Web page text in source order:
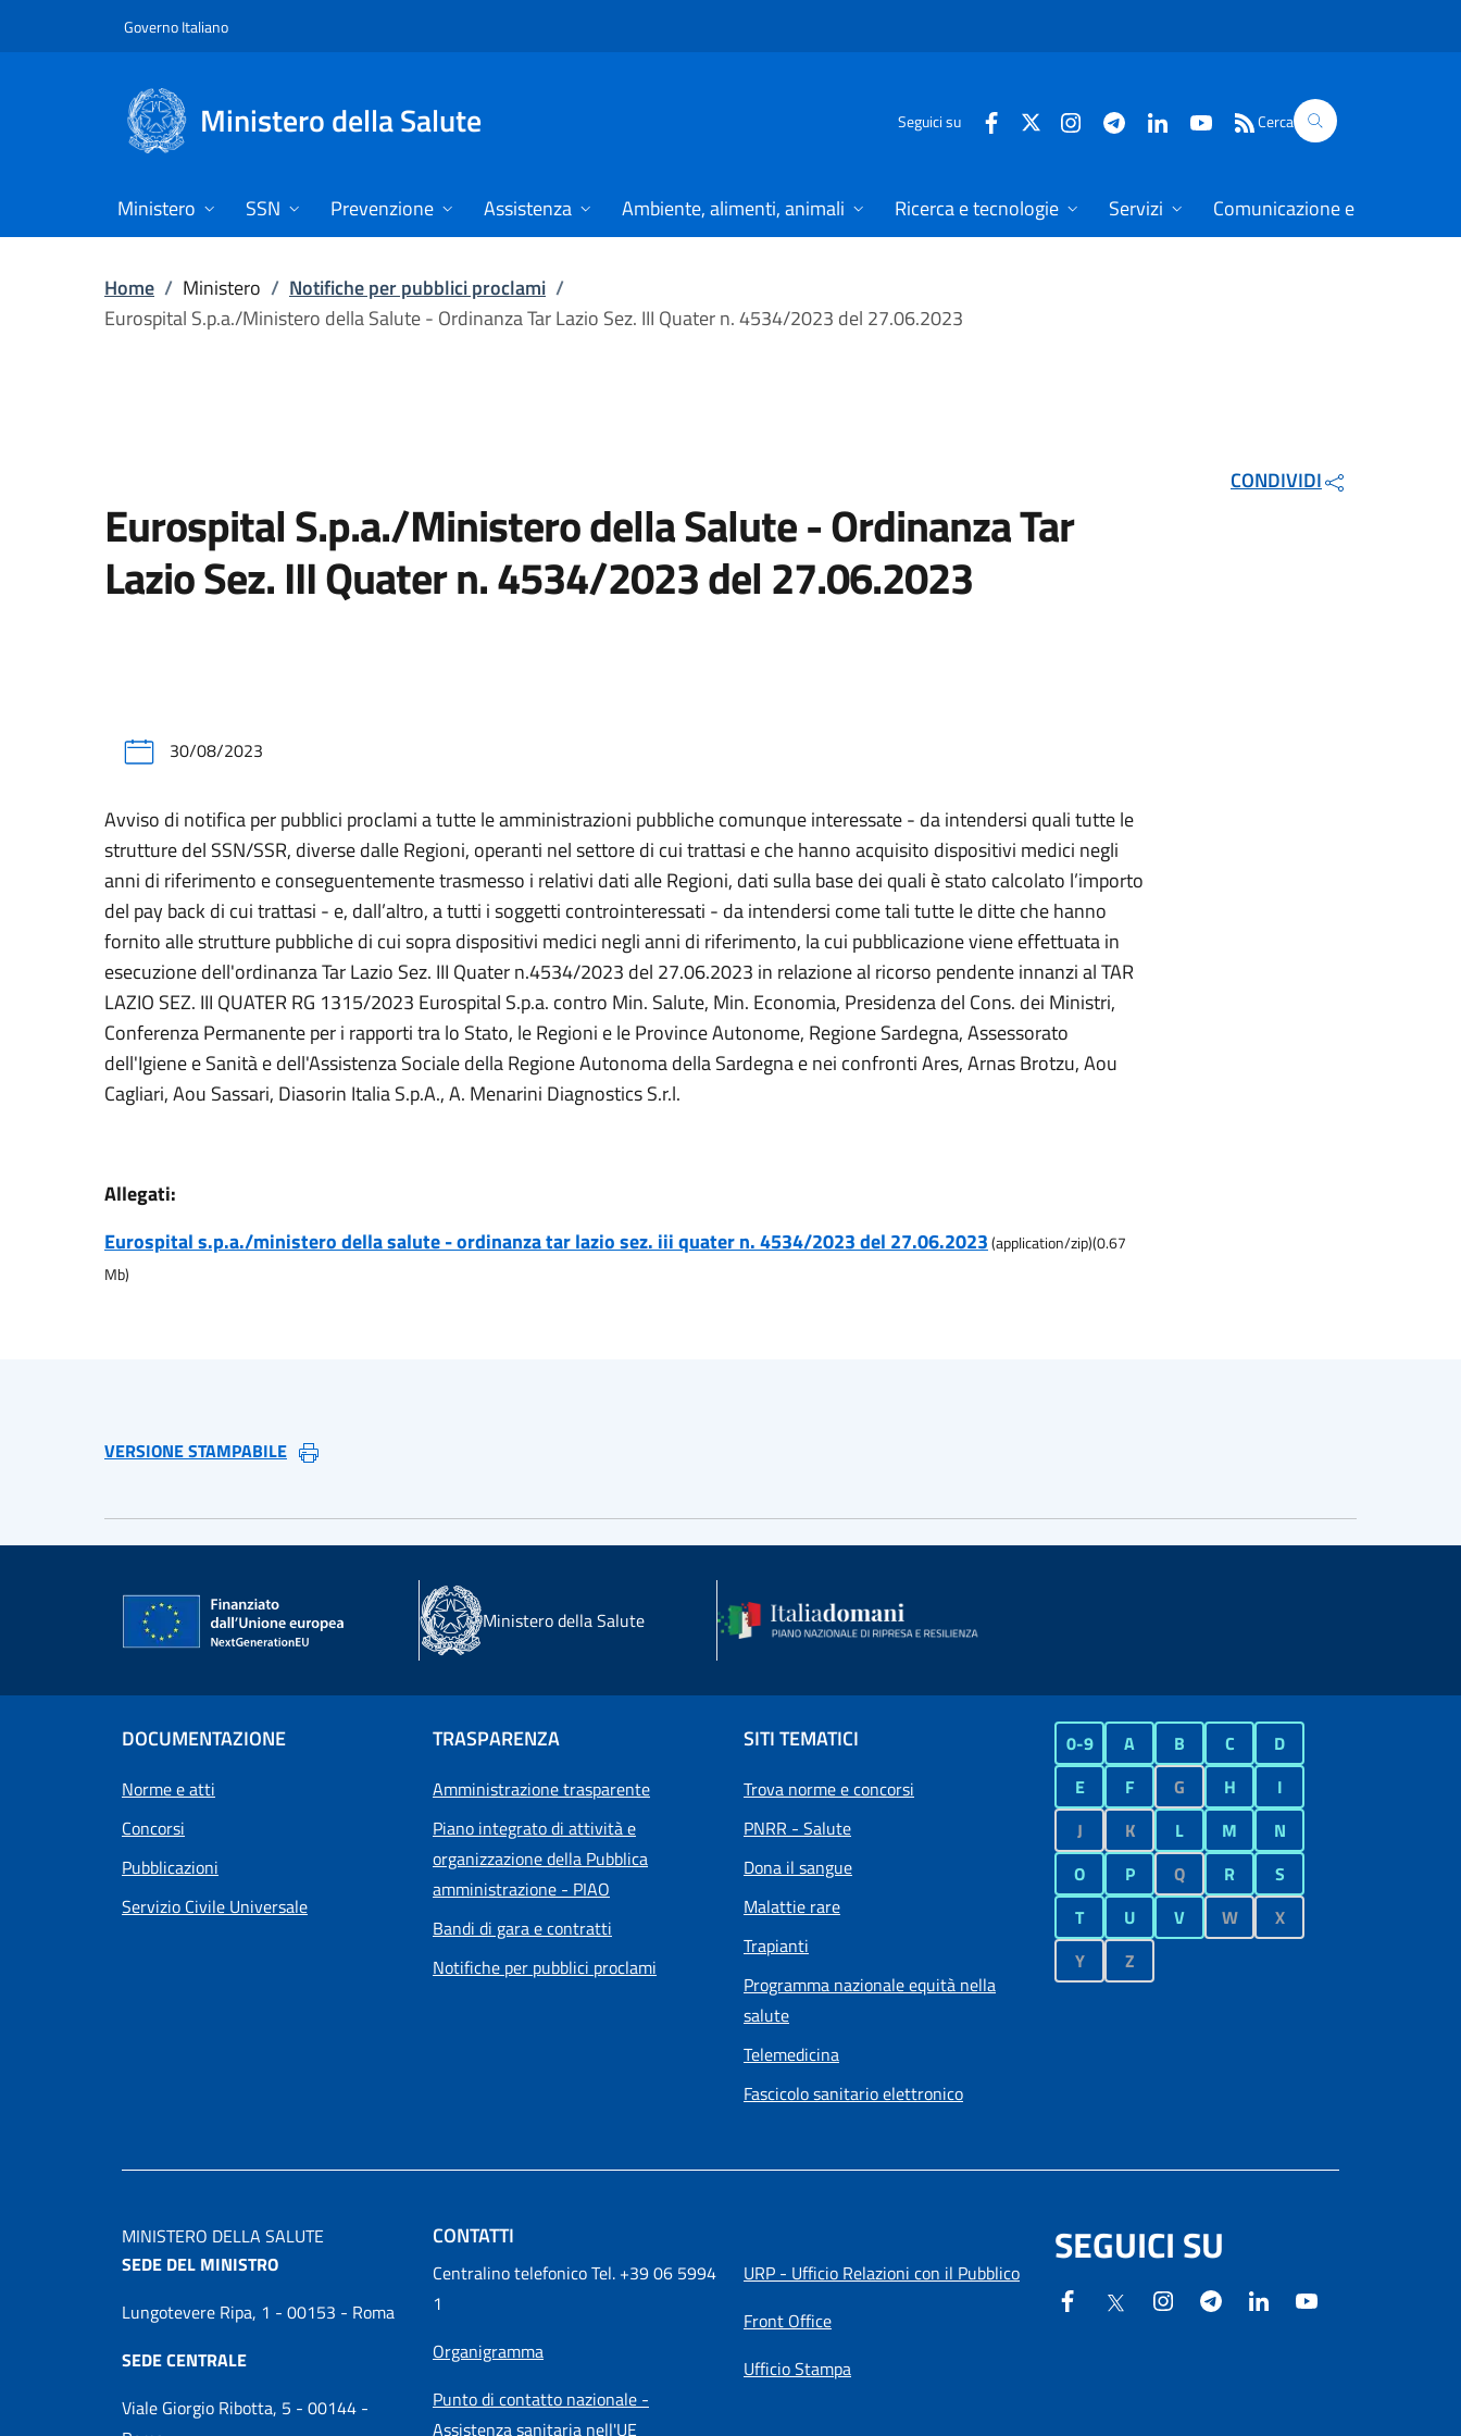
Governo Italiano
Ministero della Salute Seguici su Cerca
Ministero SSN Prevenzione Assistenza Ambiente, alimenti, animali Ricerca e tecnologie Servizi Comunicazione e dati
Home / Ministero / Notifiche per pubblici proclami /
Eurospital S.p.a./Ministero della Salute - Ordinanza Tar Lazio Sez. III Quater n. 4534/2023 del 27.06.2023
Eurospital S.p.a./Ministero della Salute - Ordinanza Tar
Lazio Sez. III Quater n. 4534/2023 del 27.06.2023
CONDIVIDI
30/08/2023
Avviso di notifica per pubblici proclami a tutte le amministrazioni pubbliche comunque interessate - da intendersi quali tutte le
strutture del SSN/SSR, diverse dalle Regioni, operanti nel settore di cui trattasi e che hanno acquisito dispositivi medici negli
anni di riferimento e conseguentemente trasmesso i relativi dati alle Regioni, dati sulla base dei quali è stato calcolato l’importo
del pay back di cui trattasi - e, dall’altro, a tutti i soggetti controinteressati - da intendersi come tali tutte le ditte che hanno
fornito alle strutture pubbliche di cui sopra dispositivi medici negli anni di riferimento, la cui pubblicazione viene effettuata in
esecuzione dell'ordinanza Tar Lazio Sez. III Quater n.4534/2023 del 27.06.2023 in relazione al ricorso pendente innanzi al TAR
LAZIO SEZ. III QUATER RG 1315/2023 Eurospital S.p.a. contro Min. Salute, Min. Economia, Presidenza del Cons. dei Ministri,
Conferenza Permanente per i rapporti tra lo Stato, le Regioni e le Province Autonome, Regione Sardegna, Assessorato
dell'Igiene e Sanità e dell'Assistenza Sociale della Regione Autonoma della Sardegna e nei confronti Ares, Arnas Brotzu, Aou
Cagliari, Aou Sassari, Diasorin Italia S.p.A., A. Menarini Diagnostics S.r.l.
Allegati:
Eurospital s.p.a./ministero della salute - ordinanza tar lazio sez. iii quater n. 4534/2023 del 27.06.2023(application/zip)(0.67
Mb)
VERSIONE STAMPABILE
Ministero della Salute
DOCUMENTAZIONE
Norme e atti
Concorsi
Pubblicazioni
Servizio Civile Universale
TRASPARENZA
Amministrazione trasparente
Piano integrato di attività e
organizzazione della Pubblica
amministrazione - PIAO
Bandi di gara e contratti
Notifiche per pubblici proclami
SITI TEMATICI
Trova norme e concorsi
PNRR - Salute
Dona il sangue
Malattie rare
Trapianti
Programma nazionale equità nella
salute
Telemedicina
Fascicolo sanitario elettronico
0-9 A B C
D
E
F G H
I
J
K L M
N
O
P Q R
S
T
U V W
X
Y
Z
MINISTERO DELLA SALUTE
SEDE DEL MINISTRO
Lungotevere Ripa, 1 - 00153 - Roma
SEDE CENTRALE
Viale Giorgio Ribotta, 5 - 00144 -
CONTATTI
Centralino telefonico Tel. +39 06 5994
1
Organigramma
Punto di contatto nazionale -
Assistenza sanitaria nell'UE
URP - Ufficio Relazioni con il Pubblico
Front Office
Ufficio Stampa
SEGUICI SU